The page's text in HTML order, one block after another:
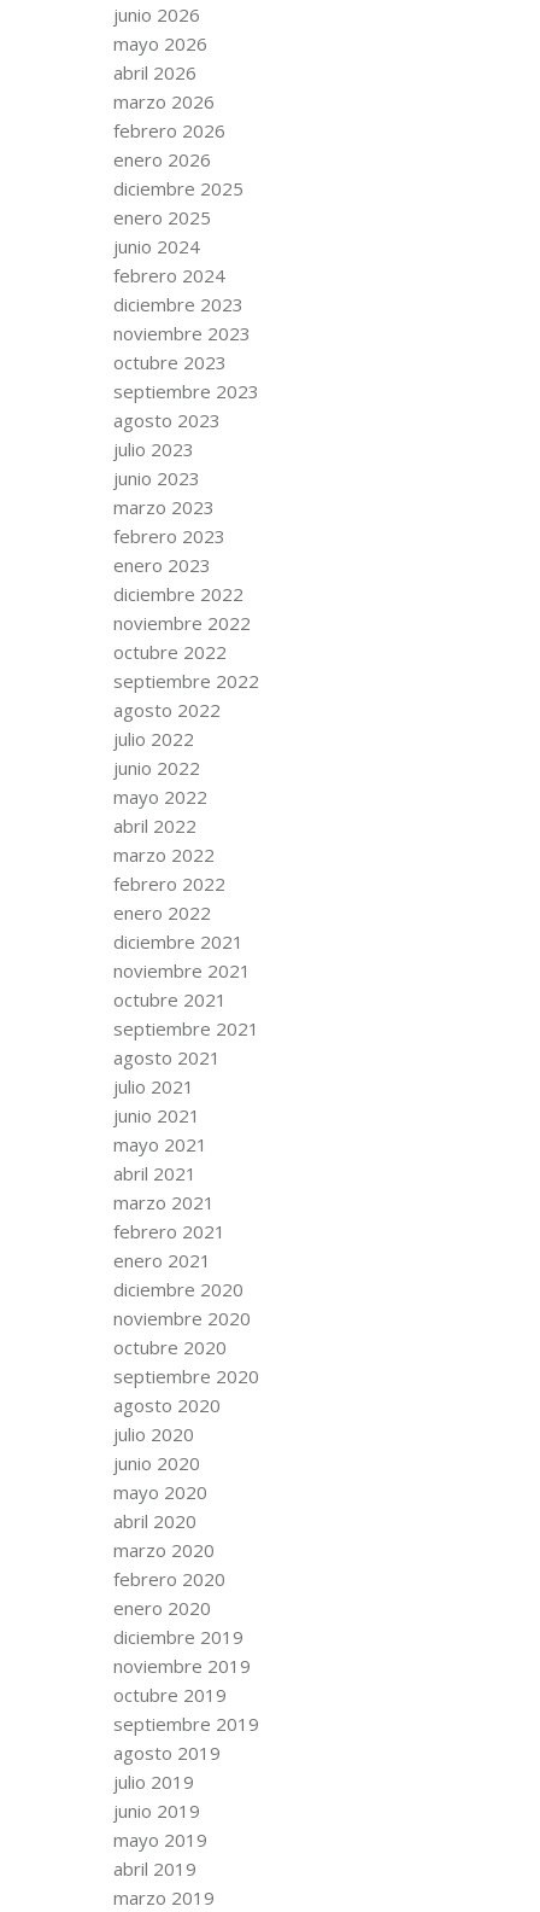
junio 2026
mayo 2026
abril 2026
marzo 2026
febrero 2026
enero 2026
diciembre 2025
enero 2025
junio 2024
febrero 2024
diciembre 2023
noviembre 2023
octubre 2023
septiembre 2023
agosto 2023
julio 2023
junio 2023
marzo 2023
febrero 2023
enero 2023
diciembre 2022
noviembre 2022
octubre 2022
septiembre 2022
agosto 2022
julio 2022
junio 2022
mayo 2022
abril 2022
marzo 2022
febrero 2022
enero 2022
diciembre 2021
noviembre 2021
octubre 2021
septiembre 2021
agosto 2021
julio 2021
junio 2021
mayo 2021
abril 2021
marzo 2021
febrero 2021
enero 2021
diciembre 2020
noviembre 2020
octubre 2020
septiembre 2020
agosto 2020
julio 2020
junio 2020
mayo 2020
abril 2020
marzo 2020
febrero 2020
enero 2020
diciembre 2019
noviembre 2019
octubre 2019
septiembre 2019
agosto 2019
julio 2019
junio 2019
mayo 2019
abril 2019
marzo 2019